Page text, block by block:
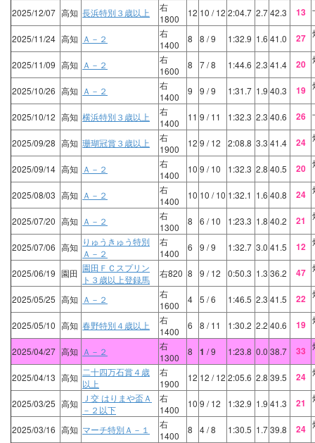
2025/12/07 高知 長浜特別３歳以上
右
1800
12 10 / 12 2:04.7 2.742.3 13
2025/11/24 高知 Ａ－２
右
1400
8 8 / 9 1:32.9 1.6 41.0 27
2025/11/09 高知 Ａ－２
右
1600
8 7/ 8 1:44.6 2.3 41.4 20
2025/10/26 高知 Ａ－２
右
1400
9 9 / 9 1:31.7 1.9 40.3 19
2025/10/12 高知 横浜特別３歳以上
右
1400
11 9 / 11 1:32.3 2.3 40.6 26
2025/09/28 高知 珊瑚冠賞３歳以上
右
1900
12 9 / 12 2:08.8 3.3 41.4 24
2025/09/14 高知 Ａ－２
右
1400
10 9 / 10 1:32.3 2.8 40.5 20
2025/08/03 高知 Ａ－２
右
1400
10 10 / 10 1:32.1 1.6 40.8 24
2025/07/20 高知 Ａ－２
右
1300
8 6 / 10 1:23.3 1.8 40.2 21
2025/07/06 高知 りゅうきゅう特別
Ａ－２
右
1400
6 9 / 9 1:32.7 3.0 41.5 12
2025/06/19 園田 園田ＦＣスプリン
ト３歳以上登録馬
右820 8 9 / 12 0:50.3 1.3 36.2 47
2025/05/25 高知 Ａ－２
右
1600
4 5 / 6 1:46.5 2.3 41.5 22
2025/05/10 高知 春野特別４歳以上
右
1400
6 8 / 11 1:30.2 2.2 40.6 19
2025/04/27 高知 Ａ－２
右
1300
8 1 / 9 1:23.8 0.0 38.7 33
2025/04/13 高知 二十四万石賞４歳
以上
右
1900
12 12 / 12 2:05.6 2.8 39.5 24
2025/03/25 高知
Ｊ交 はりまや盃Ａ
－２以下
右
1400
10 9 / 12 1:32.9 1.9 41.3 21
2025/03/16 高知 マーチ特別Ａ－１
右
1400
8 4/ 8 1:30.5 1.739.8 24